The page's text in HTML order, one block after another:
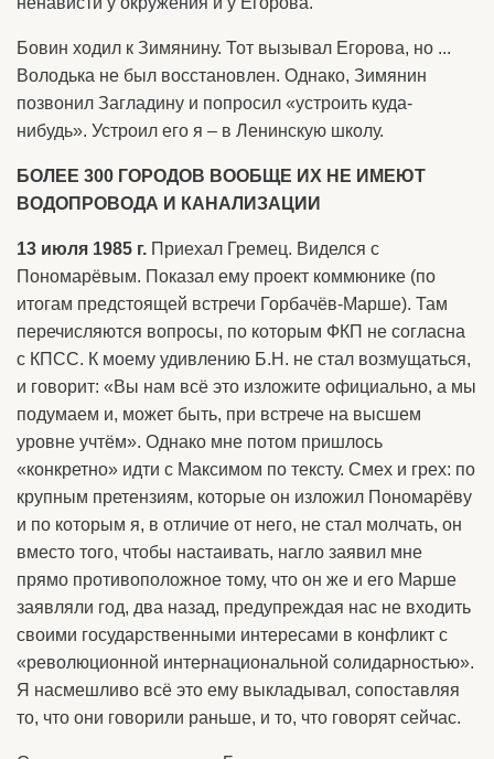
Бовин ходил к Зимянину. Тот вызывал Егорова, но ...
Володька не был восстановлен. Однако, Зимянин
позвонил Загладину и попросил «устроить куда-
нибудь». Устроил его я – в Ленинскую школу.
БОЛЕЕ 300 ГОРОДОВ ВООБЩЕ ИХ НЕ ИМЕЮТ
ВОДОПРОВОДА И КАНАЛИЗАЦИИ
13 июля 1985 г. Приехал Гремец. Виделся с
Пономарёвым. Показал ему проект коммюнике (по
итогам предстоящей встречи Горбачёв-Марше). Там
перечисляются вопросы, по которым ФКП не согласна
с КПСС. К моему удивлению Б.Н. не стал возмущаться,
и говорит: «Вы нам всё это изложите официально, а мы
подумаем и, может быть, при встрече на высшем
уровне учтём». Однако мне потом пришлось
«конкретно» идти с Максимом по тексту. Смех и грех: по
крупным претензиям, которые он изложил Пономарёву
и по которым я, в отличие от него, не стал молчать, он
вместо того, чтобы настаивать, нагло заявил мне
прямо противоположное тому, что он же и его Марше
заявляли год, два назад, предупреждая нас не входить
своими государственными интересами в конфликт с
«революционной интернациональной солидарностью».
Я насмешливо всё это ему выкладывал, сопоставляя
то, что они говорили раньше, и то, что говорят сейчас.